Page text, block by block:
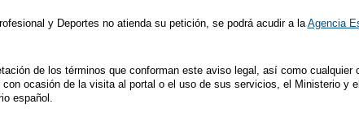
y Deportes no atienda su petición, se podrá acudir a la Agencia
de los términos que conforman este aviso legal, así como
ocasión de la visita al portal o el uso de sus servicios, el Ministerio
español.